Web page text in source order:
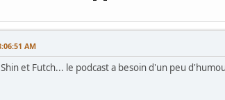
AM
et Futch... le podcast a besoin d'un peu